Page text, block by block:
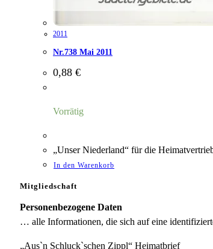
2011
Nr.738 Mai 2011
0,88 €
Vorrätig
„Unser Niederland“ für die
In den Warenkorb
Mitgliedschaft
Personenbezogene Daten
… alle Informationen, die sich auf eine
„Aus`n Schluck`schen Zippl“ Heimatbrief